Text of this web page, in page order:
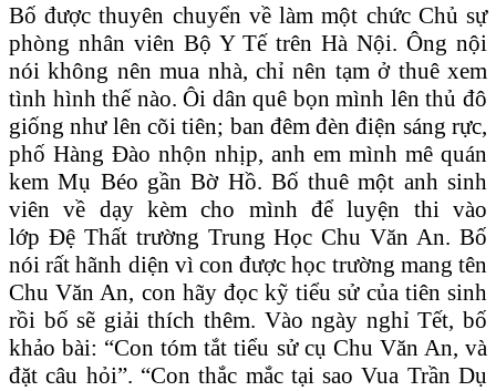
Bố được thuyên chuyển về làm một chức Chủ sự
phòng nhân viên Bộ Y Tế trên Hà Nội. Ông nội
nói không nên mua nhà, chỉ nên tạm ở thuê xem
tình hình thế nào. Ôi dân quê bọn mình lên thủ đô
giống như lên cõi tiên; ban đêm đèn điện sáng rực,
phố Hàng Đào nhộn nhịp, anh em mình mê quán
kem Mụ Béo gần Bờ Hồ. Bố thuê một anh sinh
viên về dạy kèm cho mình để luyện thi vào
lớp Đệ Thất trường Trung Học Chu Văn An. Bố
nói rất hãnh diện vì con được học trường mang tên
Chu Văn An, con hãy đọc kỹ tiểu sử của tiên sinh
rồi bố sẽ giải thích thêm. Vào ngày nghỉ Tết, bố
khảo bài: “Con tóm tắt tiểu sử cụ Chu Văn An, và
đặt câu hỏi”. “Con thắc mắc tại sao Vua Trần Dụ